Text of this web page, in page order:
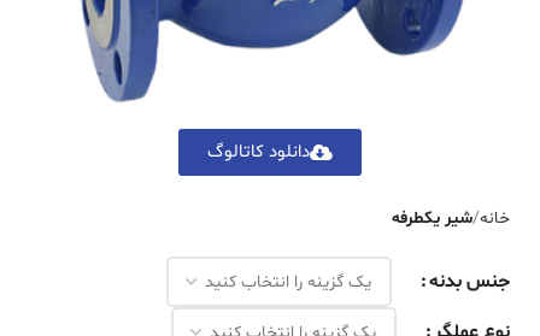
خانه شیر یکطرفه
جنس بدنه
دانلود کاتالوگ